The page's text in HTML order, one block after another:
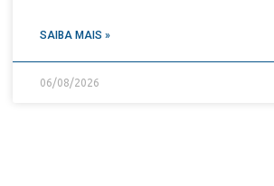
SAIBA MAIS »
06/08/2026